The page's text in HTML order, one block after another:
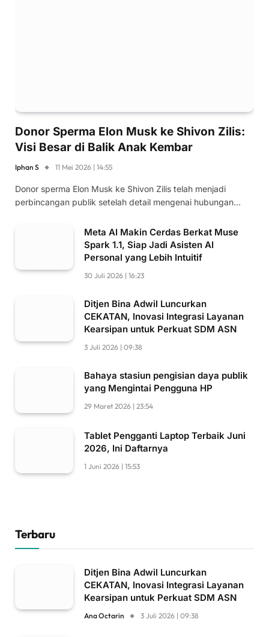
Donor Sperma Elon Musk ke Shivon Zilis:
Visi Besar di Balik Anak Kembar
Iphan S 11 Mei 2026 | 14:55
Donor sperma Elon Musk ke Shivon Zilis telah menjadi
perbincangan publik setelah detail mengenai hubungan…
Meta AI Makin Cerdas Berkat Muse
Spark 1.1, Siap Jadi Asisten AI
Personal yang Lebih Intuitif
30 Juli 2026 | 16:23
Ditjen Bina Adwil Luncurkan
CEKATAN, Inovasi Integrasi Layanan
Kearsipan untuk Perkuat SDM ASN
3 Juli 2026 | 09:38
Bahaya stasiun pengisian daya publik
yang Mengintai Pengguna HP
29 Maret 2026 | 23:54
Tablet Pengganti Laptop Terbaik Juni
2026, Ini Daftarnya
1 Juni 2026 | 15:53
Terbaru
Ditjen Bina Adwil Luncurkan
CEKATAN, Inovasi Integrasi Layanan
Kearsipan untuk Perkuat SDM ASN
Ana Octarin 3 Juli 2026 | 09:38